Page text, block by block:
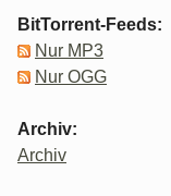
BitTorrent-Feeds:
Nur MP3
Nur OGG
Archiv:
Archiv